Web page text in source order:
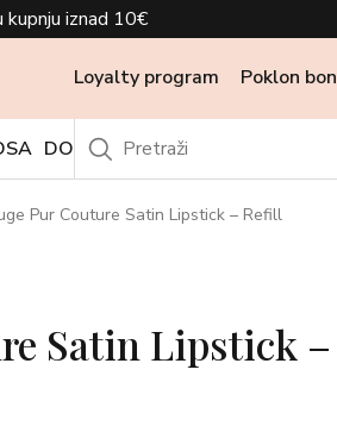
kupnju iznad 10€
Loyalty program Poklon bon
DODACI OUTLET
Pur Couture Satin Lipstick – Refill
Satin Lipstick –